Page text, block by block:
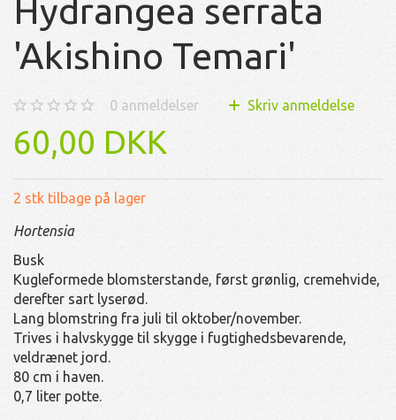
Hydrangea serrata
'Akishino Temari'
0 anmeldelser Skriv anmeldelse
60,00 DKK
2 stk tilbage på lager
Hortensia
Busk
Kugleformede blomsterstande, først grønlig, cremehvide,
derefter sart lyserød.
Lang blomstring fra juli til oktober/november.
Trives i halvskygge til skygge i fugtighedsbevarende,
veldrænet jord.
80 cm i haven.
0,7 liter potte.